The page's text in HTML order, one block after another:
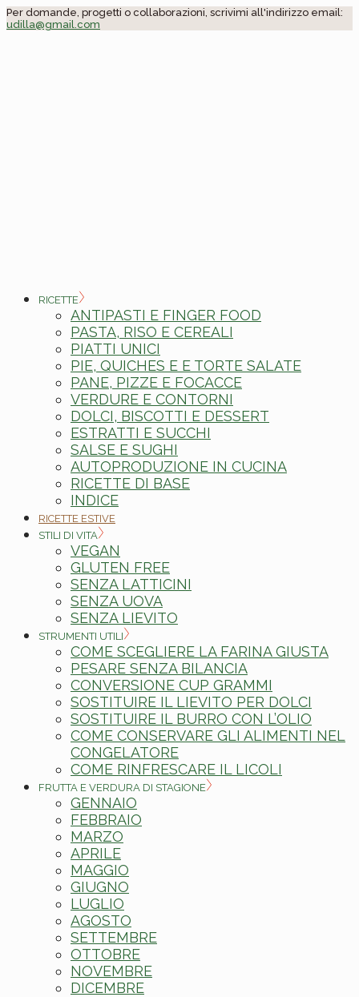
Skip
to
Per domande, progetti o collaborazioni, scrivimi all'indirizzo email:
udilla@gmail.com
RICETTE
ANTIPASTI E FINGER FOOD
PASTA, RISO E CEREALI
PIATTI UNICI
PIE, QUICHES E E TORTE SALATE
PANE, PIZZE E FOCACCE
VERDURE E CONTORNI
DOLCI, BISCOTTI E DESSERT
ESTRATTI E SUCCHI
SALSE E SUGHI
AUTOPRODUZIONE IN CUCINA
RICETTE DI BASE
INDICE
RICETTE ESTIVE
STILI DI VITA
VEGAN
GLUTEN FREE
SENZA LATTICINI
SENZA UOVA
SENZA LIEVITO
STRUMENTI UTILI
COME SCEGLIERE LA FARINA GIUSTA
PESARE SENZA BILANCIA
CONVERSIONE CUP GRAMMI
SOSTITUIRE IL LIEVITO PER DOLCI
SOSTITUIRE IL BURRO CON L’OLIO
COME CONSERVARE GLI ALIMENTI NEL
CONGELATORE
COME RINFRESCARE IL LICOLI
FRUTTA E VERDURA DI STAGIONE
GENNAIO
FEBBRAIO
MARZO
APRILE
MAGGIO
GIUGNO
LUGLIO
AGOSTO
SETTEMBRE
OTTOBRE
NOVEMBRE
DICEMBRE